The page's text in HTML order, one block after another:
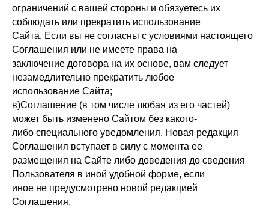
ограничений с вашей стороны и обязуетесь их
соблюдать или прекратить использование
Сайта. Если вы не согласны с условиями настоящего
Соглашения или не имеете права на
заключение договора на их основе, вам следует
незамедлительно прекратить любое
использование Сайта;
в)Соглашение (в том числе любая из его частей)
может быть изменено Сайтом без какого-
либо специального уведомления. Новая редакция
Соглашения вступает в силу с момента ее
размещения на Сайте либо доведения до сведения
Пользователя в иной удобной форме, если
иное не предусмотрено новой редакцией
Соглашения.